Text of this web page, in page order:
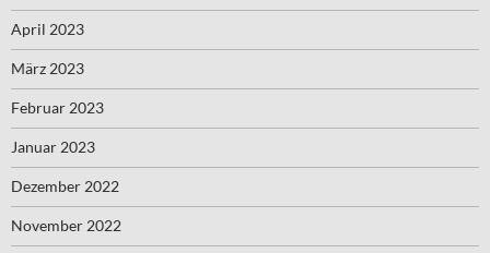
April 2023
März 2023
Februar 2023
Januar 2023
Dezember 2022
November 2022